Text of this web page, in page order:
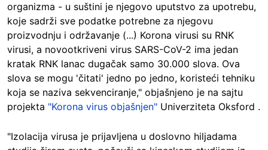
organizma - u suštini je njegovo uputstvo za upotrebu,
koje sadrži sve podatke potrebne za njegovu
proizvodnju i održavanje (...) Korona virusi su RNK
virusi, a novootkriveni virus SARS-CoV-2 ima jedan
kratak RNK lanac dugačak samo 30.000 slova. Ova
slova se mogu 'čitati' jedno po jedno, koristeći tehniku
koja se naziva sekvenciranje," objašnjeno je na sajtu
projekta "Korona virus objašnjen" Univerziteta Oksford .
"Izolacija virusa je prijavljena u doslovno hiljadama